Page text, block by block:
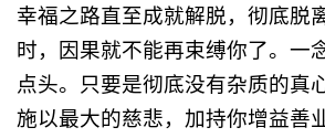
幸福之路直至成就解脱，彻底脱
时，因果就不能再束缚你了。一
点头。只要是彻底没有杂质的真
施以最大的慈悲，加持你增益善